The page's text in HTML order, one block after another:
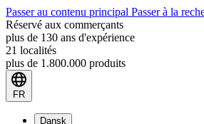
Passer au contenu principal Passer à la
Réservé aux commerçants
plus de 130 ans d'expérience
21 localités
plus de 1.800.000 produits
FR
Dansk